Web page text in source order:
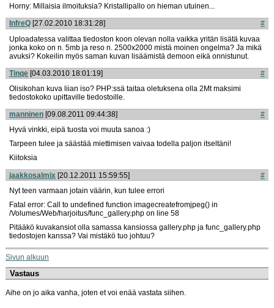
Horny: Millaisia ilmoituksia? Kristallipallo on hieman utuinen...
InfreQ [27.02.2010 18:31:28]
#
Uploadatessa valittaa tiedoston koon olevan nolla vaikka yritän lisätä kuvaa
jonka koko on n. 5mb ja reso n. 2500x2000 mistä moinen ongelma? Ja mikä
avuksi? Kokeilin myös saman kuvan lisäämistä demoon eikä onnistunut.
Tinqe [04.03.2010 18:01:19]
#
Olisikohan kuva liian iso? PHP:ssä taitaa oletuksena olla 2Mt maksimi
tiedostokoko upittaville tiedostoille.
manninen [09.08.2011 09:44:38]
#
Hyvä vinkki, eipä tuosta voi muuta sanoa :)
Tarpeen tulee ja säästää miettimisen vaivaa todella paljon itseltäni!
Kiitoksia
jaakkosalmix [20.12.2011 15:59:55]
#
Nyt teen varmaan jotain väärin, kun tulee errori
Fatal error: Call to undefined function imagecreatefromjpeg() in
/Volumes/Web/harjoitus/func_gallery.php on line 58
Pitääkö kuvakansiot olla samassa kansiossa gallery.php ja func_gallery.php
tiedostojen kanssa? Vai mistäkö tuo johtuu?
Sivun alkuun
Vastaus
Aihe on jo aika vanha, joten et voi enää vastata siihen.